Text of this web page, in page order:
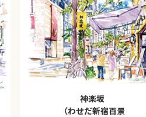
神楽坂
（わせだ新宿百景